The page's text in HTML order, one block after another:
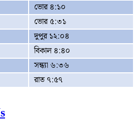
ভোর ৪:১০
ভোর ৫:৩১
দুপুর ১২:০৪
বিকাল ৪:৪০
সন্ধ্যা ৬:৩৬
রাত ৭:৫৭